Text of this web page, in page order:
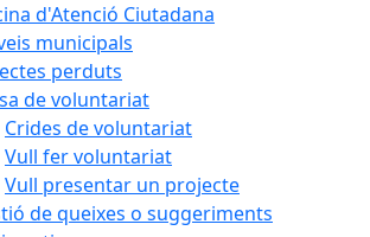
d'Atenció Ciutadana
municipals
perduts
de voluntariat
Crides de voluntariat
Vull fer voluntariat
Vull presentar un projecte
de queixes o suggeriments